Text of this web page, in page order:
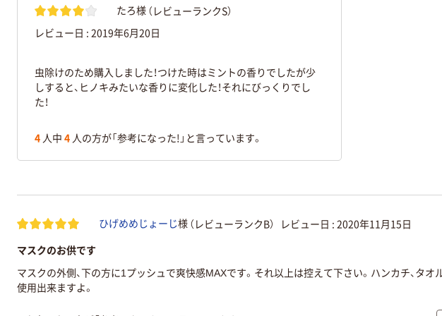
たろ様 （レビューランクS）
レビュー日 : 2019年6月20日
虫除けのため購入しました！つけた時はミントの香りでしたが少
しすると、ヒノキみたいな香りに変化した！それにびっくりでし
た！
4 人中 4 人の方が「参考になった!」と言っています。
ひげめめじょーじ様 （レビューランクB） レビュー日 : 2020年11月15日
マスクのお供です
マスクの外側、下の方に1プッシュで爽快感MAXです。それ以上は控えて下さい。ハンカチ、タ
使用出来ますよ。